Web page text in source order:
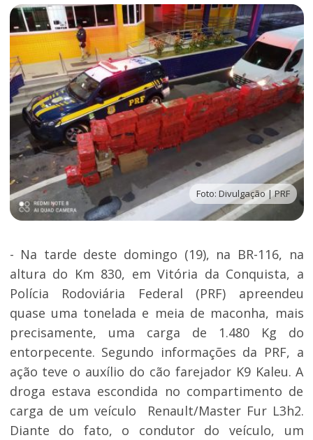
Foto: Divulgação | PRF
- Na tarde deste domingo (19), na BR-116, na
altura do Km 830, em Vitória da Conquista, a
Polícia Rodoviária Federal (PRF) apreendeu
quase uma tonelada e meia de maconha, mais
precisamente, uma carga de 1.480 Kg do
entorpecente. Segundo informações da PRF, a
ação teve o auxílio do cão farejador K9 Kaleu. A
droga estava escondida no compartimento de
carga de um veículo Renault/Master Fur L3h2.
Diante do fato, o condutor do veículo, um